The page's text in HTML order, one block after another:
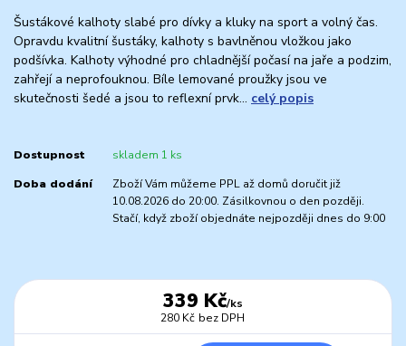
Šustákové kalhoty slabé pro dívky a kluky na sport a volný čas.
Opravdu kvalitní šustáky, kalhoty s bavlněnou vložkou jako
podšívka. Kalhoty výhodné pro chladnější počasí na jaře a podzim,
zahřejí a neprofouknou. Bíle lemované proužky jsou ve
skutečnosti šedé a jsou to reflexní prvk... celý popis
Dostupnost skladem 1 ks
Doba dodání
Zboží Vám můžeme PPL až domů doručit již
10.08.2026 do 20:00. Zásilkovnou o den později.
Stačí, když zboží objednáte nejpozději dnes do 9:00
339 Kč/ks
280 Kč bez DPH